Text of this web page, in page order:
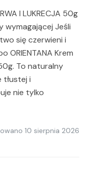
I LUKRECJA 50g
wymagającej Jeśli
się czerwieni i
ORIENTANA Krem
To naturalny
i
nie tylko
10 sierpnia 2026